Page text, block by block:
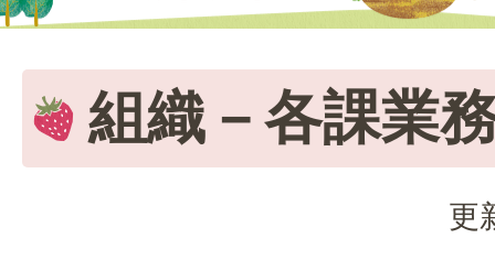
組織－各課業
更